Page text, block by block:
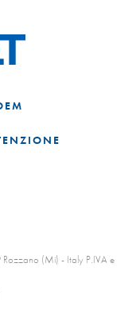
(Mi) - Italy P.IVA e